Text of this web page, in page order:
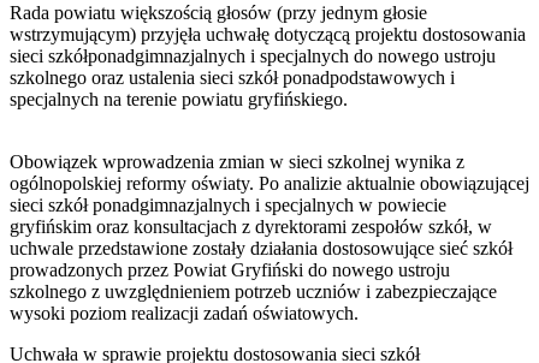
Rada powiatu większością głosów (przy jednym głosie
wstrzymującym) przyjęła uchwałę dotyczącą projektu dostosowania
sieci szkółponadgimnazjalnych i specjalnych do nowego ustroju
szkolnego oraz ustalenia sieci szkół ponadpodstawowych i
specjalnych na terenie powiatu gryfińskiego.
Obowiązek wprowadzenia zmian w sieci szkolnej wynika z
ogólnopolskiej reformy oświaty. Po analizie aktualnie obowiązującej
sieci szkół ponadgimnazjalnych i specjalnych w powiecie
gryfińskim oraz konsultacjach z dyrektorami zespołów szkół, w
uchwale przedstawione zostały działania dostosowujące sieć szkół
prowadzonych przez Powiat Gryfiński do nowego ustroju
szkolnego z uwzględnieniem potrzeb uczniów i zabezpieczające
wysoki poziom realizacji zadań oświatowych.
Uchwała w sprawie projektu dostosowania sieci szkół